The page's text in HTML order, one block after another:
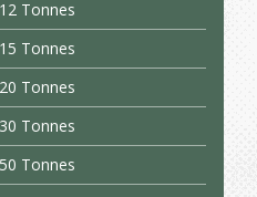
Tonnes
Tonnes
Tonnes
Tonnes
Tonnes